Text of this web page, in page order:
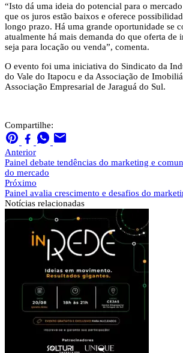
“Isto dá uma ideia do potencial para o
que os juros estão baixos e oferece
longo prazo. Há uma grande oportunidade se
atualmente há mais demanda do que oferta
seja para locação ou venda”, comenta.
O evento foi uma iniciativa do Sindicato da
do Vale do Itapocu e da Associação de
Associação Empresarial de Jaraguá do Sul.
Compartilhe:
Anterior
Painel debate tendências do marketing e
do mercado
Próximo
Painel avalia crescimento e desafios do
Notícias relacionadas